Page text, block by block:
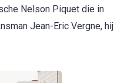
Nelson Piquet die in
Jean-Eric Vergne, hij